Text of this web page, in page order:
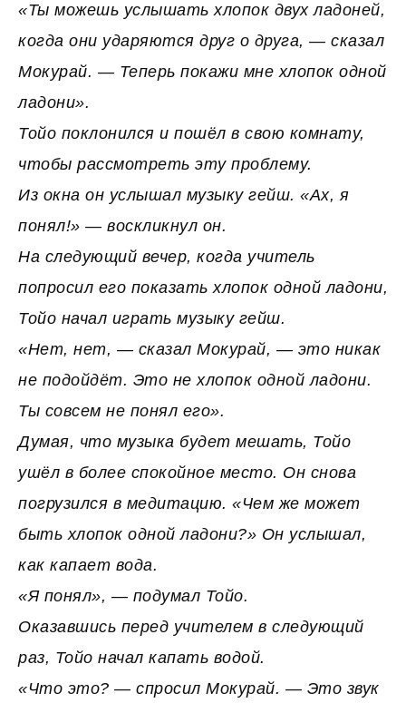
«Ты можешь услышать хлопок двух ладоней,
когда они ударяются друг о друга, — сказал
Мокурай. — Теперь покажи мне хлопок одной
ладони».
Тойо поклонился и пошёл в свою комнату,
чтобы рассмотреть эту проблему.
Из окна он услышал музыку гейш. «Ах, я
понял!» — воскликнул он.
На следующий вечер, когда учитель
попросил его показать хлопок одной ладони,
Тойо начал играть музыку гейш.
«Hет, нет, — сказал Мокурай, — это никак
не подойдёт. Это не хлопок одной ладони.
Ты совсем не понял его».
Думая, что музыка будет мешать, Тойо
ушёл в более спокойное место. Он снова
погрузился в медитацию. «Чем же может
быть хлопок одной ладони?» Он услышал,
как капает вода.
«Я понял», — подумал Тойо.
Оказавшись перед учителем в следующий
раз, Тойо начал капать водой.
«Что это? — спросил Мокурай. — Это звук